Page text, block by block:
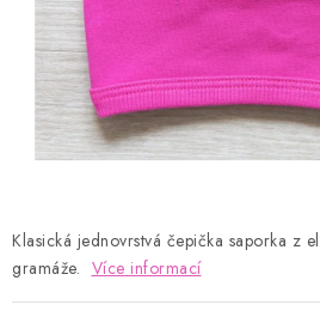
Kontakty Proč AMÁLKA?
Tabulka velikostí
Postup pro vrácení a
Velkoobchod
Obchodní podmínky
Podmínky ochrany osobních údajů
Klasická jednovrstvá čepička saporka z
gramáže. Více informací